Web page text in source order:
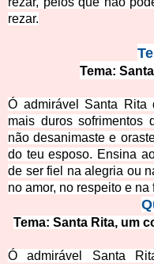
rezar.
Tema:
Ó admirável Santa Rita
mais duros sofrimentos
não desanimaste e
do teu esposo. Ensina
de ser fiel na alegria ou
no amor, no respeito e na
Tema: Santa Rita, um
Ó admirável Santa